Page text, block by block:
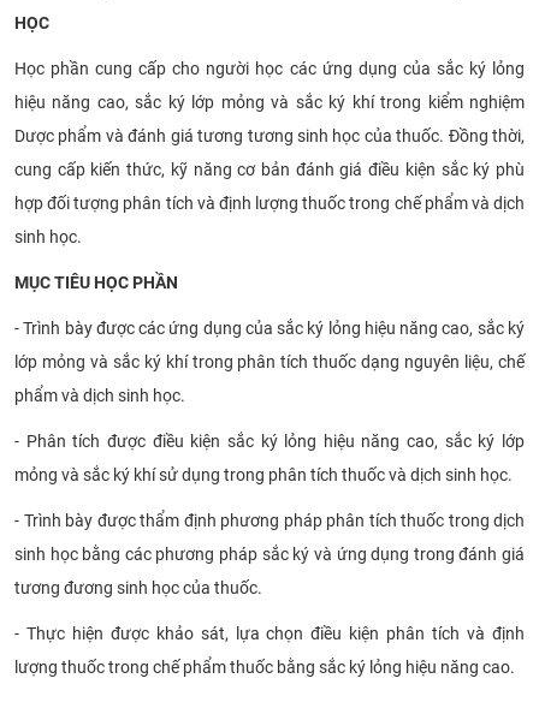
HỌC
Học phần cung cấp cho người học các ứng dụng của sắc ký lỏng
hiệu năng cao, sắc ký lớp mỏng và sắc ký khí trong kiểm nghiệm
Dược phẩm và đánh giá tương tương sinh học của thuốc. Đồng thời,
cung cấp kiến thức, kỹ năng cơ bản đánh giá điều kiện sắc ký phù
hợp đối tượng phân tích và định lượng thuốc trong chế phẩm và dịch
sinh học.
MỤC TIÊU HỌC PHẦN
- Trình bày được các ứng dụng của sắc ký lỏng hiệu năng cao, sắc ký
lớp mỏng và sắc ký khí trong phân tích thuốc dạng nguyên liệu, chế
phẩm và dịch sinh học.
- Phân tích được điều kiện sắc ký lỏng hiệu năng cao, sắc ký lớp
mỏng và sắc ký khí sử dụng trong phân tích thuốc và dịch sinh học.
- Trình bày được thẩm định phương pháp phân tích thuốc trong dịch
sinh học bằng các phương pháp sắc ký và ứng dụng trong đánh giá
tương đương sinh học của thuốc.
- Thực hiện được khảo sát, lựa chọn điều kiện phân tích và định
lượng thuốc trong chế phẩm thuốc bằng sắc ký lỏng hiệu năng cao.